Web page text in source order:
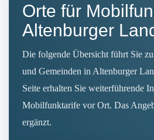
Orte für
Altenburger
Die folgende Übersicht führt Sie
und Gemeinden in Altenburger
Seite erhalten Sie weiterführende
Mobilfunktarife vor Ort. Das
ergänzt.